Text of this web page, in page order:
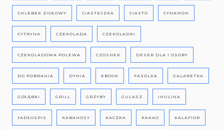
CHLEBEK ZIOŁOWY CIASTECZKA CIASTO CYNAMON
CYTRYNA CZEKOLADA CZEKOLADKI
CZEKOLADOWA POLEWA CZOSNEK DESER DLA 1 OSOBY
DO POBRANIA DYNIA EBOOK FASOLKA GALARETKA
GOŁĄBKI GRILL GRZYBY GULASZ INULINA
JADŁOSPIS KABANOSY KACZKA KAKAO KALAFIOR